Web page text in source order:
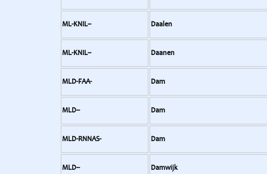
ML-KNIL-- Daalen
ML-KNIL-- Daanen
MLD-FAA- Dam
MLD-- Dam
MLD-RNNAS- Dam
MLD-- Damwijk